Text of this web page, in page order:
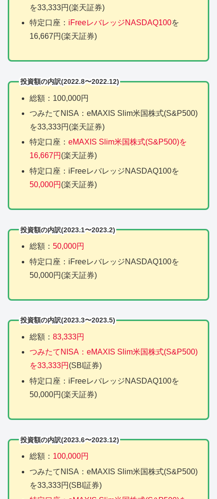
を33,333円(楽天証券)
特定口座： iFreeレバレッジNASDAQ100を
16,667円(楽天証券)
投資額の内訳(2022.8〜2022.12)
総額：100,000円
つみたてNISA：eMAXIS Slim米国株式(S&P500)
を33,333円(楽天証券)
特定口座： eMAXIS Slim米国株式(S&P500)を
16,667円 (楽天証券)
特定口座：iFreeレバレッジNASDAQ100を
50,000円 (楽天証券)
投資額の内訳(2023.1〜2023.2)
総額： 50,000円
特定口座：iFreeレバレッジNASDAQ100を
50,000円(楽天証券)
投資額の内訳(2023.3〜2023.5)
総額： 83,333円
つみたてNISA：eMAXIS Slim米国株式(S&P500)
を33,333円 (SBI証券)
特定口座：iFreeレバレッジNASDAQ100を
50,000円(楽天証券)
投資額の内訳(2023.6〜2023.12)
総額： 100,000円
つみたてNISA：eMAXIS Slim米国株式(S&P500)
を33,333円(SBI証券)